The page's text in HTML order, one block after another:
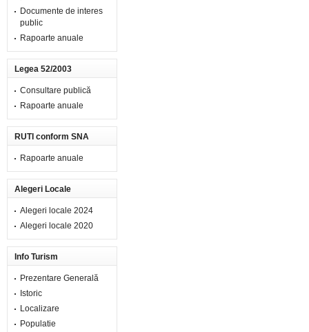
Documente de interes
public
Rapoarte anuale
Legea 52/2003
Consultare publică
Rapoarte anuale
RUTI conform SNA
Rapoarte anuale
Alegeri Locale
Alegeri locale 2024
Alegeri locale 2020
Info Turism
Prezentare Generală
Istoric
Localizare
Populatie